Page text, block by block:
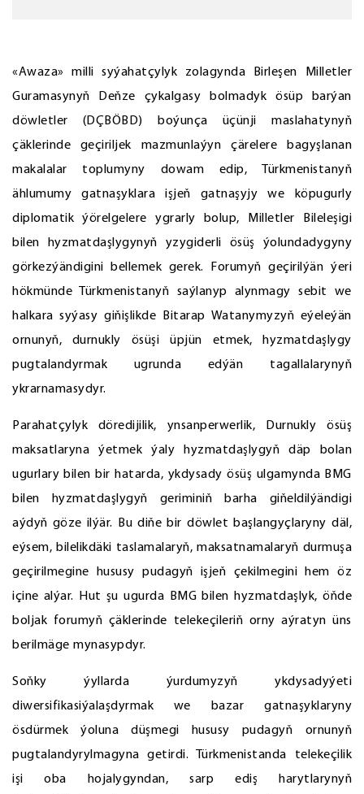
«Awaza» milli syýahatçylyk zolagynda Birleşen Milletler
Guramasynyň Deňze çykalgasy bolmadyk ösüp barýan
döwletler (DÇBÖBD) boýunça üçünji maslahatynyň
çäklerinde geçiriljek mazmunlaýyn çärelere bagyşlanan
makalalar toplumyny dowam edip, Türkmenistanyň
ählumumy gatnaşyklara işjeň gatnaşyjy we köpugurly
diplomatik ýörelgelere ygrarly bolup, Milletler Bileleşigi
bilen hyzmatdaşlygynyň yzygiderli ösüş ýolundadygyny
görkezýändigini bellemek gerek. Forumyň geçirilýän ýeri
hökmünde Türkmenistanyň saýlanyp alynmagy sebit we
halkara syýasy giňişlikde Bitarap Watanymyzyň eýeleýän
ornunyň, durnukly ösüşi üpjün etmek, hyzmatdaşlygy
pugtalandyrmak ugrunda edýän tagallalarynyň
ykrarnamasydyr.
Parahatçylyk döredijilik, ynsanperwerlik, Durnukly ösüş
maksatlaryna ýetmek ýaly hyzmatdaşlygyň däp bolan
ugurlary bilen bir hatarda, ykdysady ösüş ulgamynda BMG
bilen hyzmatdaşlygyň geriminiň barha giňeldilýändigi
aýdyň göze ilýär. Bu diňe bir döwlet başlangyçlaryny däl,
eýsem, bilelikdäki taslamalaryň, maksatnamalaryň durmuşa
geçirilmegine hususy pudagyň işjeň çekilmegini hem öz
içine alýar. Hut şu ugurda BMG bilen hyzmatdaşlyk, öňde
boljak forumyň çäklerinde telekeçileriň orny aýratyn üns
berilmäge mynasypdyr.
Soňky ýyllarda ýurdumyzyň ykdysadyýeti
diwersifikasiýalaşdyrmak we bazar gatnaşyklaryny
ösdürmek ýoluna düşmegi hususy pudagyň ornunyň
pugtalandyrylmagyna getirdi. Türkmenistanda telekeçilik
işi oba hojalygyndan, sarp ediş harytlarynyň